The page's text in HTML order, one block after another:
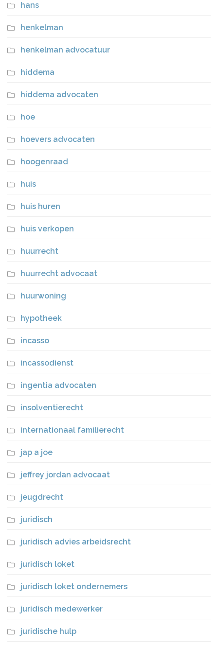
hans
henkelman
henkelman advocatuur
hiddema
hiddema advocaten
hoe
hoevers advocaten
hoogenraad
huis
huis huren
huis verkopen
huurrecht
huurrecht advocaat
huurwoning
hypotheek
incasso
incassodienst
ingentia advocaten
insolventierecht
internationaal familierecht
jap a joe
jeffrey jordan advocaat
jeugdrecht
juridisch
juridisch advies arbeidsrecht
juridisch loket
juridisch loket ondernemers
juridisch medewerker
juridische hulp